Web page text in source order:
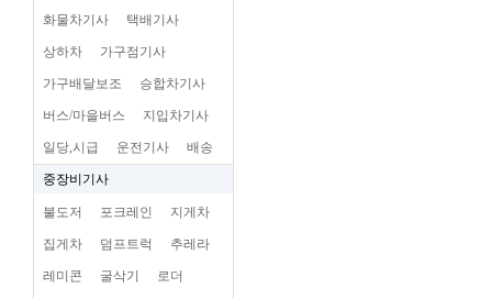
화물차기사 택배기사
상하차 가구점기사
가구배달보조 승합차기사
버스/마을버스 지입차기사
일당,시급 운전기사 배송
중장비기사
불도저 포크레인 지게차
집게차 덤프트럭 추레라
레미콘 굴삭기 로더